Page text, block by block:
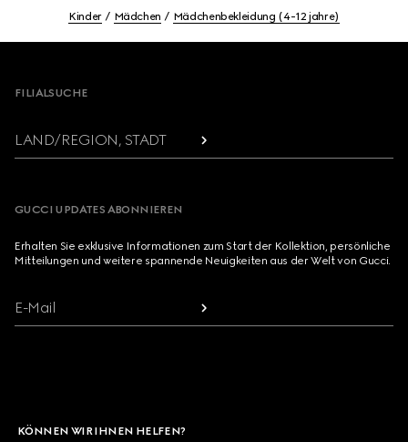
Kinder Mädchen Mädchenbekleidung (4-12 jahre)
FILIALSUCHE
LAND/REGION, STADT
GUCCI UPDATES ABONNIEREN
Erhalten Sie exklusive Informationen zum Start der Kollektion, persönliche
Mitteilungen und weitere spannende Neuigkeiten aus der Welt von Gucci.
E-Mail
KÖNNEN WIR IHNEN HELFEN?